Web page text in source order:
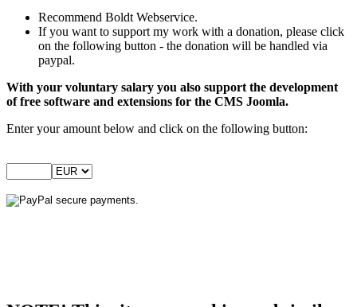
Recommend Boldt Webservice.
If you want to support my work with a donation, please click
on the following button - the donation will be handled via
paypal.
With your voluntary salary you also support the development
of free software and extensions for the CMS Joomla.
Enter your amount below and click on the following button: